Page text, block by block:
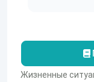
Жизненные